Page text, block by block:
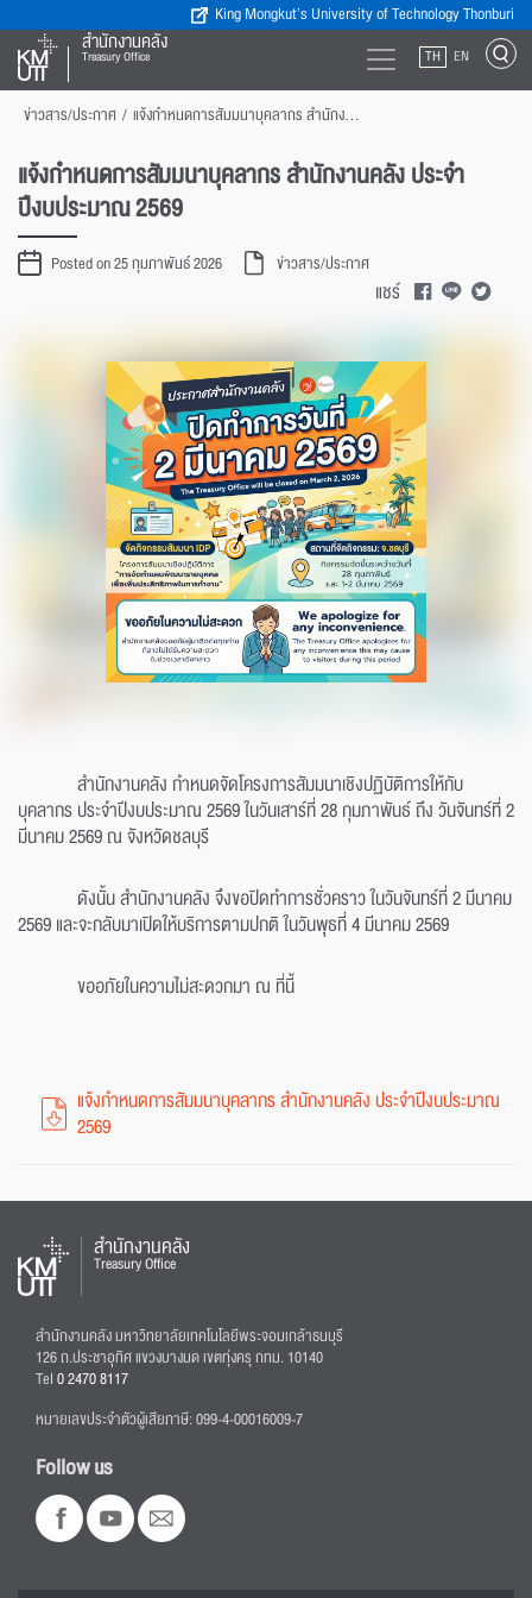
King Mongkut’s University of Technology Thonburi
สำนักงานคลัง
Treasury Office TH EN
ข่าวสาร/ประกาศ / แจ้งกำหนดการสัมมนาบุคลากร สำนักงานคลัง ประจำปีงบประมาณ 2569
แจ้งกำหนดการสัมมนาบุคลากร สำนักงานคลัง ประจำ
ปีงบประมาณ 2569
Posted on 25 กุมภาพันธ์ 2026 ข่าวสาร/ประกาศ
แชร์
สำนักงานคลัง กำหนดจัดโครงการสัมมนาเชิงปฏิบัติการให้กับ
บุคลากร ประจำปีงบประมาณ 2569 ในวันเสาร์ที่ 28 กุมภาพันธ์ ถึง วันจันทร์ที่ 2
มีนาคม 2569 ณ จังหวัดชลบุรี
ดังนั้น สำนักงานคลัง จึงขอปิดทำการชั่วคราว ในวันจันทร์ที่ 2 มีนาคม
2569 และจะกลับมาเปิดให้บริการตามปกติ ในวันพุธที่ 4 มีนาคม 2569
ขออภัยในความไม่สะดวกมา ณ ที่นี้
แจ้งกำหนดการสัมมนาบุคลากร สำนักงานคลัง ประจำปีงบประมาณ
2569
สำนักงานคลัง
Treasury Office
สำนักงานคลัง มหาวิทยาลัยเทคโนโลยีพระจอมเกล้าธนบุรี
126 ถ.ประชาอุทิศ แขวงบางมด เขตทุ่งครุ กทม. 10140
Tel0 2470 8117
หมายเลขประจำตัวผู้เสียภาษี: 099-4-00016009-7
Follow us